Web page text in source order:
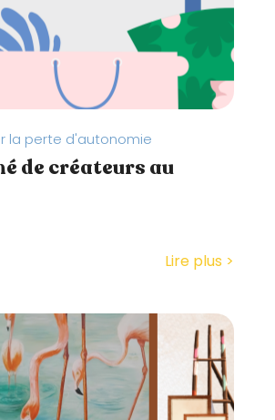
la perte d'autonomie
de créateurs au
Lire plus >